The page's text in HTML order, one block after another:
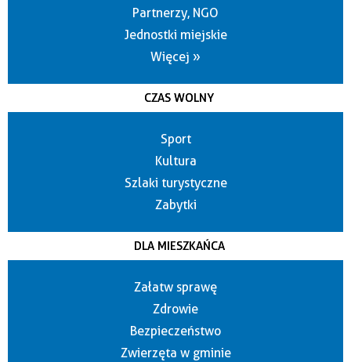
Partnerzy, NGO
Jednostki miejskie
Więcej »
CZAS WOLNY
Sport
Kultura
Szlaki turystyczne
Zabytki
DLA MIESZKAŃCA
Załatw sprawę
Zdrowie
Bezpieczeństwo
Zwierzęta w gminie